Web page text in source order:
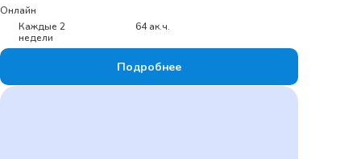
Подробнее
64 ак.ч.
Каждые 2
недели
Онлайн